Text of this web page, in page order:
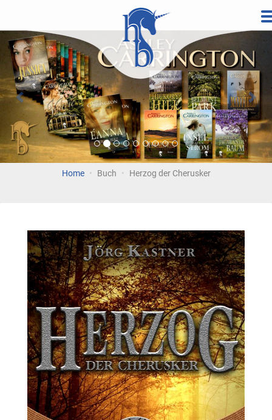
InhaltVorherige
Home Buch Herzog der Cherusker